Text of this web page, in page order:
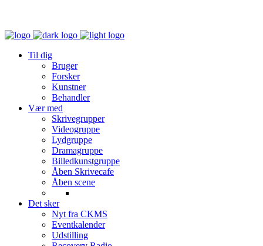
Til dig
Bruger
Forsker
Kunstner
Behandler
Vær med
Skrivegrupper
Videogruppe
Lydgruppe
Dramagruppe
Billedkunstgruppe
Åben Skrivecafe
Åben scene
Det sker
Nyt fra CKMS
Eventkalender
Udstilling